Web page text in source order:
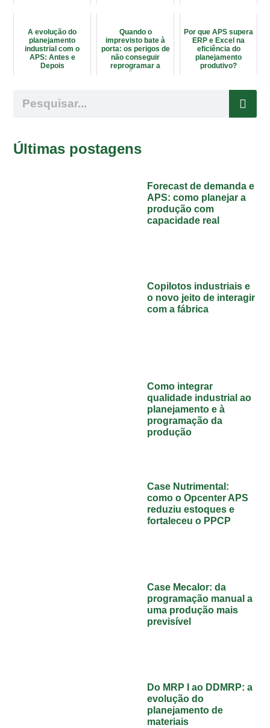
A evolução do
planejamento
industrial com o
APS: Antes e
Depois
Quando o
imprevisto bate à
porta: os perigos de
não conseguir
reprogramar a
produção a tempo
Por que APS supera
ERP e Excel na
eficiência do
planejamento
produtivo?
Últimas postagens
Forecast de demanda e
APS: como planejar a
produção com
capacidade real
Copilotos industriais e
o novo jeito de interagir
com a fábrica
Como integrar
qualidade industrial ao
planejamento e à
programação da
produção
Case Nutrimental:
como o Opcenter APS
reduziu estoques e
fortaleceu o PPCP
Case Mecalor: da
programação manual a
uma produção mais
previsível
Do MRP I ao DDMRP: a
evolução do
planejamento de
materiais